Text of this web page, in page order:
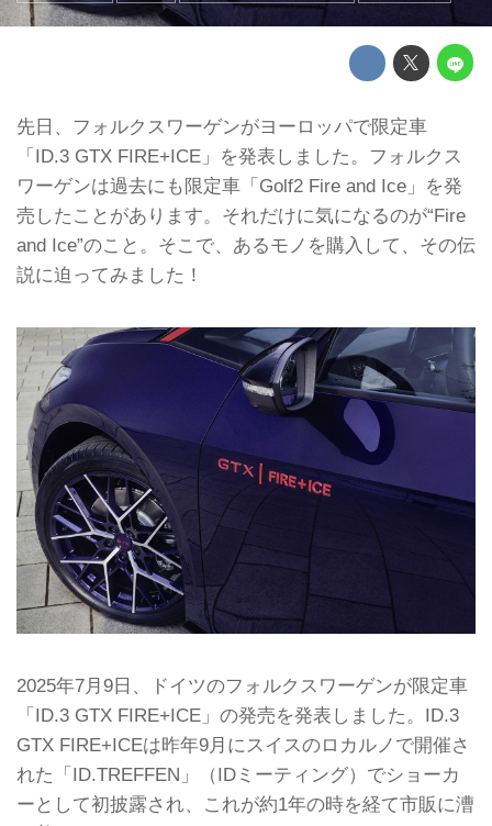
先日、フォルクスワーゲンがヨーロッパで限定車
「ID.3 GTX FIRE+ICE」を発表しました。フォルクス
ワーゲンは過去にも限定車「Golf2 Fire and Ice」を発
売したことがあります。それだけに気になるのが“Fire
and Ice”のこと。そこで、あるモノを購入して、その伝
説に迫ってみました！
2025年7月9日、ドイツのフォルクスワーゲンが限定車
「ID.3 GTX FIRE+ICE」の発売を発表しました。ID.3
GTX FIRE+ICEは昨年9月にスイスのロカルノで開催さ
れた「ID.TREFFEN」（IDミーティング）でショーカ
ーとして初披露され、これが約1年の時を経て市販に漕